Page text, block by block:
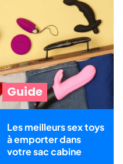
Guide
Les meilleurs sex toys
à emporter dans
votre sac cabine